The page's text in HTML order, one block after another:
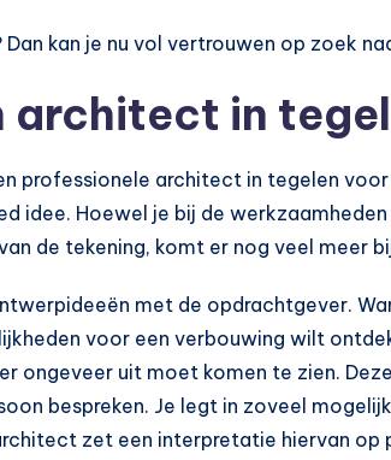
kan je nu vol vertrouwen op zoek
architect in
professionele architect in tegelen
idee. Hoewel je bij de
de tekening, komt er nog veel meer
met de opdrachtgever.
voor een verbouwing wilt
ongeveer uit moet komen te zien.
bespreken. Je legt in zoveel
zet een interpretatie hiervan op